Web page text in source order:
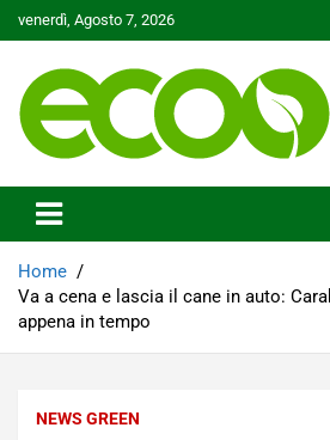
to
venerdì, Agosto 7, 2026
Ecoo.it
Home
Va a cena e lascia il cane in auto:
appena in tempo
NEWS GREEN